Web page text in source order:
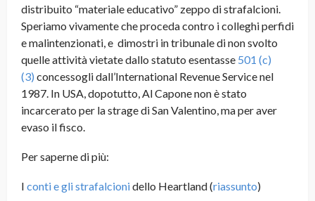
distribuito “materiale educativo” zeppo di strafalcioni.
Speriamo vivamente che proceda contro i colleghi perfidi
e malintenzionati, e dimostri in tribunale di non svolto
quelle attività vietate dallo statuto esentasse 501 (c)
(3) concessogli dall’International Revenue Service nel
1987. In USA, dopotutto, Al Capone non è stato
incarcerato per la strage di San Valentino, ma per aver
evaso il fisco.
Per saperne di più:
I conti e gli strafalcionidello Heartland (riassunto)